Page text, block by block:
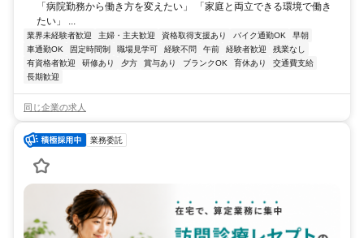
「病院勤務から働き方を変えたい」 「家庭と両立できる環境で働き
たい」 ...
業界未経験者歓迎 主婦・主夫歓迎 資格取得支援あり バイク通勤OK
早朝
車通勤OK
固定時間制 職場見学可 経験不問 午前 経験者歓迎
残業なし
有資格者歓迎
研修あり 夕方 賞与あり ブランクOK 育休あり
交通費支給
長期歓迎
同じ企業の求人
業務委託